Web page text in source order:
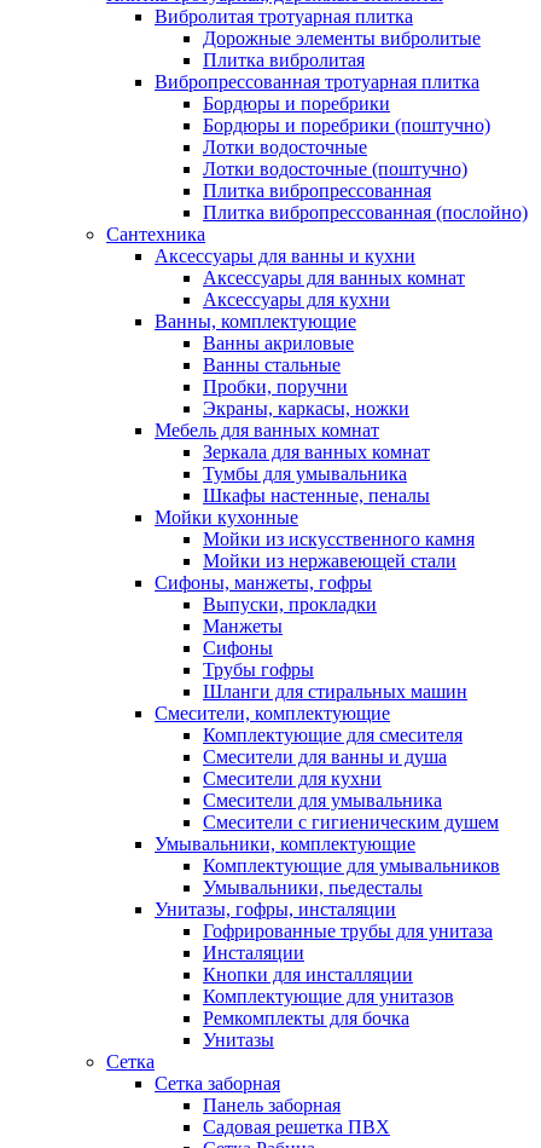
Вибролитая тротуарная плитка
Дорожные элементы вибролитые
Плитка вибролитая
Вибропрессованная тротуарная плитка
Бордюры и поребрики
Бордюры и поребрики (поштучно)
Лотки водосточные
Лотки водосточные (поштучно)
Плитка вибропрессованная
Плитка вибропрессованная (послойно)
Сантехника
Аксессуары для ванны и кухни
Аксессуары для ванных комнат
Аксессуары для кухни
Ванны, комплектующие
Ванны акриловые
Ванны стальные
Пробки, поручни
Экраны, каркасы, ножки
Мебель для ванных комнат
Зеркала для ванных комнат
Тумбы для умывальника
Шкафы настенные, пеналы
Мойки кухонные
Мойки из искусственного камня
Мойки из нержавеющей стали
Сифоны, манжеты, гофры
Выпуски, прокладки
Манжеты
Сифоны
Трубы гофры
Шланги для стиральных машин
Смесители, комплектующие
Комплектующие для смесителя
Смесители для ванны и душа
Смесители для кухни
Смесители для умывальника
Смесители с гигиеническим душем
Умывальники, комплектующие
Комплектующие для умывальников
Умывальники, пьедесталы
Унитазы, гофры, инсталяции
Гофрированные трубы для унитаза
Инсталяции
Кнопки для инсталляции
Комплектующие для унитазов
Ремкомплекты для бочка
Унитазы
Сетка
Сетка заборная
Панель заборная
Садовая решетка ПВХ